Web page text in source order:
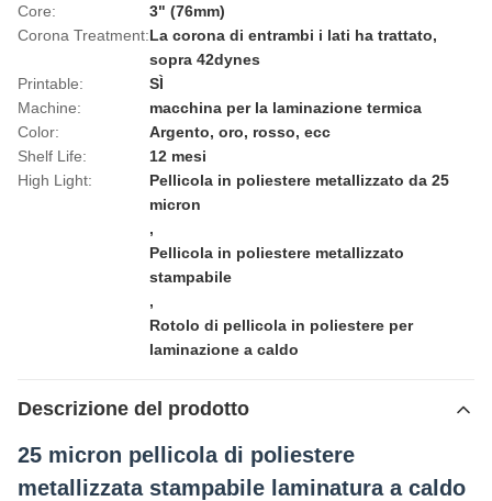
Core:
3" (76mm)
Corona Treatment:La corona di entrambi i lati ha trattato,
sopra 42dynes
Printable:
SÌ
Machine:
macchina per la laminazione termica
Color:
Argento, oro, rosso, ecc
Shelf Life:
12 mesi
High Light:
Pellicola in poliestere metallizzato da 25
micron
,
Pellicola in poliestere metallizzato
stampabile
,
Rotolo di pellicola in poliestere per
laminazione a caldo
Descrizione del prodotto
25 micron pellicola di poliestere
metallizzata stampabile laminatura a caldo